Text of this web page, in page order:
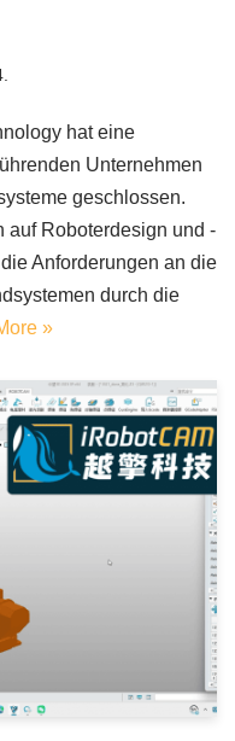
hat eine
Unternehmen
geschlossen.
auf Roboterdesign und -
Anforderungen an die
durch die
»